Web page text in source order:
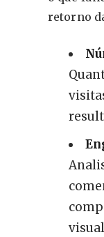
retorno